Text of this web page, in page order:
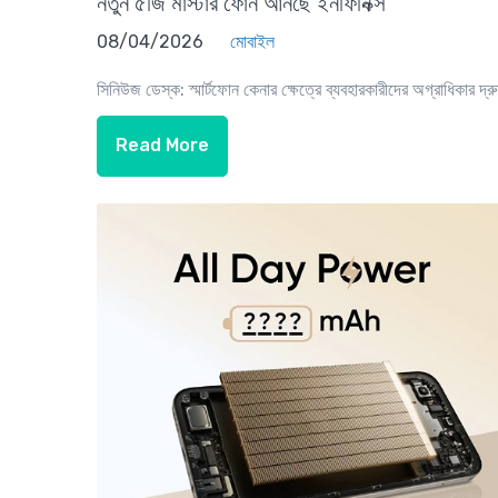
08/04/2026 মোবাইল
সিনিউজ ডেস্ক: স্মার্টফোন কেনার ক্ষেত্রে ব্যবহারকারীদের অগ্রাধিকার
Read More